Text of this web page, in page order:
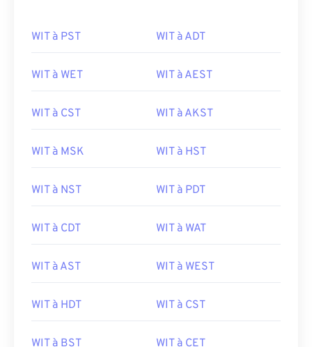
WIT à PST WIT à ADT
WIT à WET WIT à AEST
WIT à CST WIT à AKST
WIT à MSK WIT à HST
WIT à NST WIT à PDT
WIT à CDT WIT à WAT
WIT à AST WIT à WEST
WIT à HDT WIT à CST
WIT à BST WIT à CET